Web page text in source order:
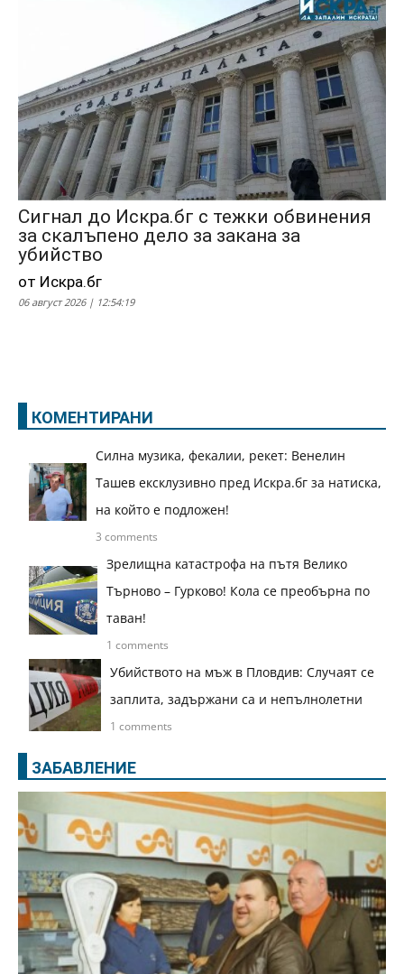
Сигнал до Искра.бг с тежки обвинения
за скалъпено дело за закана за
убийство
от Искра.бг
06 август 2026 | 12:54:19
КОМЕНТИРАНИ
Силна музика, фекалии, рекет: Венелин
Ташев ексклузивно пред Искра.бг за натиска,
на който е подложен!
3 comments
Зрелищна катастрофа на пътя Велико
Търново – Гурково! Кола се преобърна по
таван!
1 comments
Убийството на мъж в Пловдив: Случаят се
заплита, задържани са и непълнолетни
1 comments
ЗАБАВЛЕНИЕ